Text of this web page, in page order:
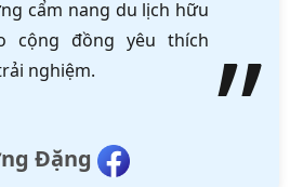
cẩm nang du lịch hữu
cộng đồng yêu thích
nghiệm.
Đặng